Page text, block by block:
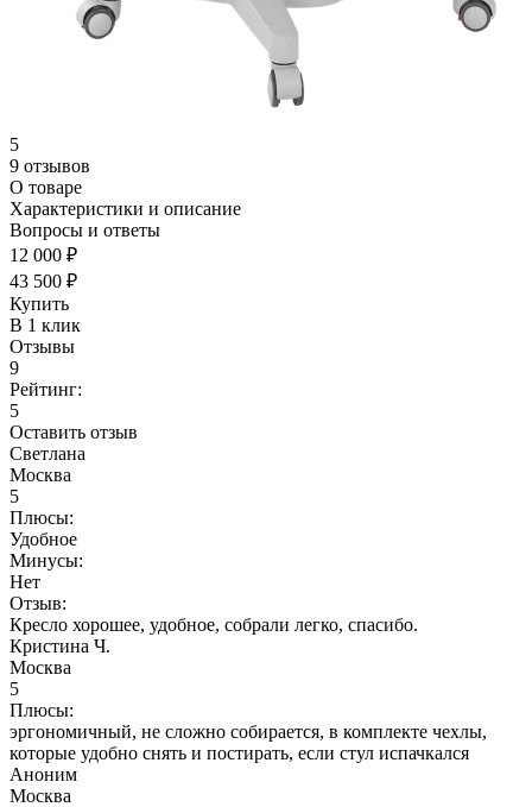
5
9 отзывов
О товаре
Характеристики и описание
Вопросы и ответы
12 000 ₽
43 500 ₽
Купить
В 1 клик
Отзывы
9
Рейтинг:
5
Оставить отзыв
Светлана
Москва
5
Плюсы:
Удобное
Минусы:
Нет
Отзыв:
Кресло хорошее, удобное, собрали легко, спасибо.
Кристина Ч.
Москва
5
Плюсы:
эргономичный, не сложно собирается, в комплекте чехлы,
которые удобно снять и постирать, если стул испачкался
Аноним
Москва